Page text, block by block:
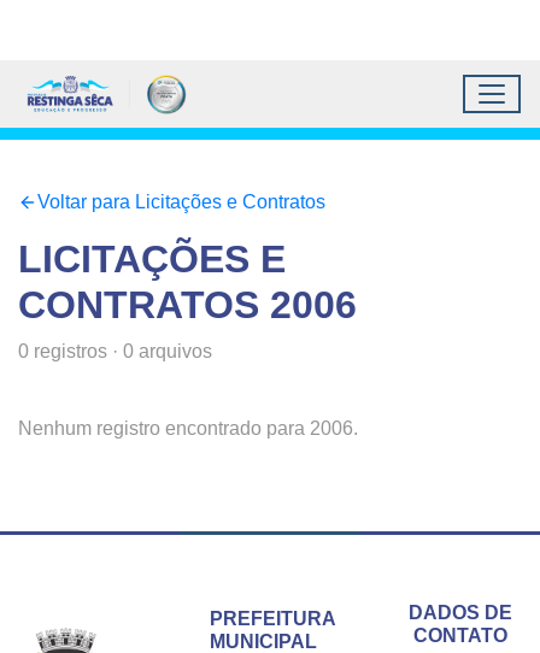
Topo do site
Ir para conteúdo principal
Todos os atalhos
Conteúdo principal
Conteúdo Principal
Prefeitura Municipal de
Voltar para Licitações e Contratos
LICITAÇÕES E
CONTRATOS 2006
0 registros · 0 arquivos
Nenhum registro encontrado para 2006.
PREFEITURA
MUNICIPAL
DADOS DE
CONTATO